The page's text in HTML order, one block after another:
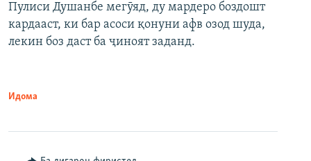
Пулиси Душанбе мегӯяд, ду мардеро боздошт
кардааст, ки бар асоси қонуни афв озод шуда,
лекин боз даст ба ҷиноят заданд.
Идома